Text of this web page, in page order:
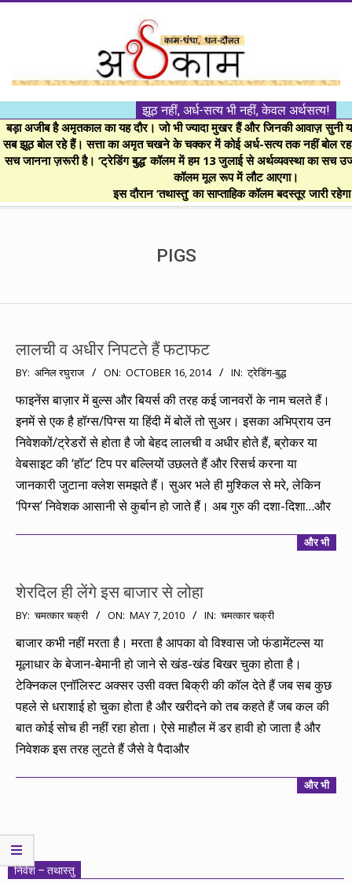
।।
अर्थकाम।।
BE
FINANCIALLY
झूठ नहीं, अर्ध-सत्य भी नहीं, केवल अर्थसत्य!
बड़ा अजीब है अमृतकाल का यह दौर। जो भी ज्यादा मुखर हैं और जिनकी आवाज़ सुनी
सब झूठ बोल रहे हैं। सत्ता का अमृत चखने के चक्कर में कोई अर्ध-सत्य तक नहीं बोल
सच जानना ज़रूरी है। ‘ट्रेडिंग बुद्ध’ कॉलम में हम 13 जुलाई से अर्थव्यवस्था का सच
कॉलम मूल रूप में लौट आएगा।
इस दौरान ‘तथास्तु’ का साप्ताहिक कॉलम बदस्तूर जारी
PIGS
लालची व अधीर निपटते हैं फटाफट
2014-
BY: अनिल रघुराज ON: OCTOBER 16, 2014 IN: ट्रेडिंग-बुद्ध
फाइनेंस बाज़ार में बुल्स और बियर्स की तरह कई जानवरों के नाम चलते हैं।
इनमें से एक है हॉग्स/पिग्स या हिंदी में बोलें तो सुअर। इसका अभिप्राय उन
निवेशकों/ट्रेडरों से होता है जो बेहद लालची व अधीर होते हैं, ब्रोकर या
वेबसाइट की ‘हॉट’ टिप पर बल्लियों उछलते हैं और रिसर्च करना या
जानकारी जुटाना क्लेश समझते हैं। सुअर भले ही मुश्किल से मरे, लेकिन
‘पिग्स’ निवेशक आसानी से कुर्बान हो जाते हैं। अब गुरु की दशा-दिशा…और
और भी
शेरदिल ही लेंगे इस बाजार से लोहा
2010-
BY: चमत्कार चक्री ON: MAY 7, 2010 IN: चमत्कार चक्री
बाजार कभी नहीं मरता है। मरता है आपका वो विश्वास जो फंडामेंटल्स या
मूलाधार के बेजान-बेमानी हो जाने से खंड-खंड बिखर चुका होता है।
टेक्निकल एनॉलिस्ट अक्सर उसी वक्त बिक्री की कॉल देते हैं जब सब कुछ
पहले से धराशाई हो चुका होता है और खरीदने को तब कहते हैं जब कल की
बात कोई सोच ही नहीं रहा होता। ऐसे माहौल में डर हावी हो जाता है और
निवेशक इस तरह लुटते हैं जैसे वे पैदाऔर
और भी
निवेश – तथास्तु